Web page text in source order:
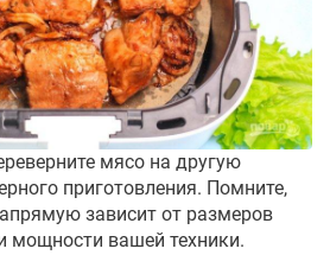
мясо на другую
приготовления. Помните,
зависит от размеров
мощности вашей техники.